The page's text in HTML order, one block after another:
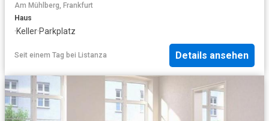
Am Mühlberg, Frankfurt
Haus
·Keller·Parkplatz
Seit einem Tag bei Listanza Details ansehen